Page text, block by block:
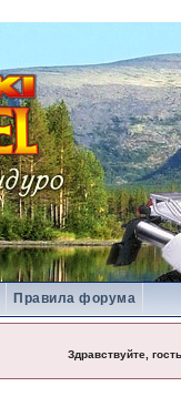
Правила форума
Здравствуйте, гость